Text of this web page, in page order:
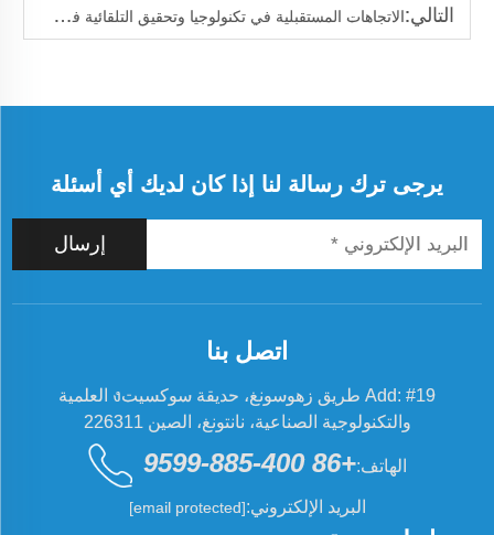
التالي:الاتجاهات المستقبلية في تكنولوجيا وتحقيق التلقائية في ملء الأكياس الكبيرة
يرجى ترك رسالة لنا إذا كان لديك أي أسئلة
إرسال
اتصل بنا
Add: #19 طريق زهوسونغ، حديقة سوكسيتง العلمية
والتكنولوجية الصناعية، نانتونغ، الصين 226311
الهاتف:+86 400-885-9599
البريد الإلكتروني:[email protected]